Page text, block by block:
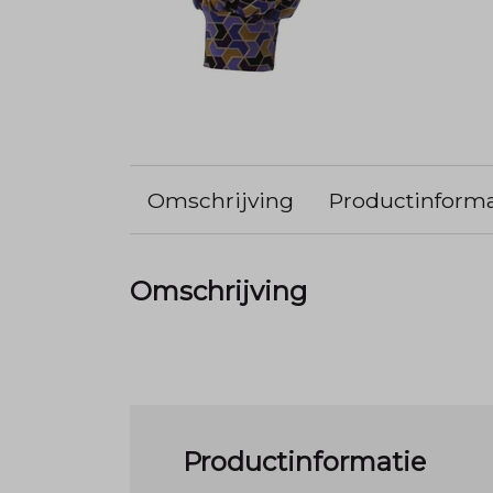
Omschrijving
Omschrijving
Productinformatie